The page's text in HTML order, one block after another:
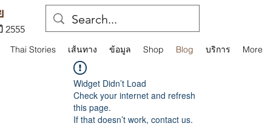
2555
Thai Stories เส้นทาง ข้อมูล Shop Blog บริการ More
Widget Didn’t Load
Check your internet and refresh
this page.
If that doesn’t work, contact us.